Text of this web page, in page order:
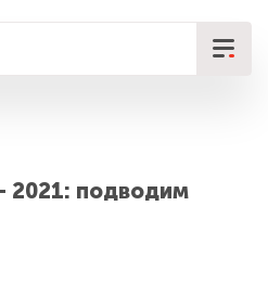
2021: подводим